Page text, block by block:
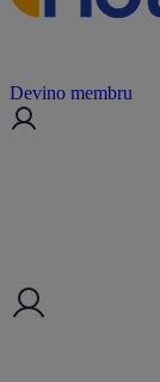
Devino membru